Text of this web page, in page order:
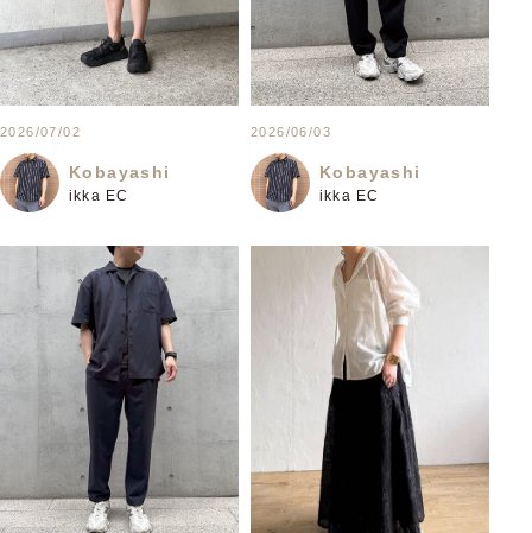
2026/07/02
Kobayashi
ikka EC
2026/06/03
Kobayashi
ikka EC